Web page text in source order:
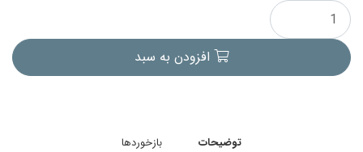
افزودن به سبد
توضیحات بازخوردها